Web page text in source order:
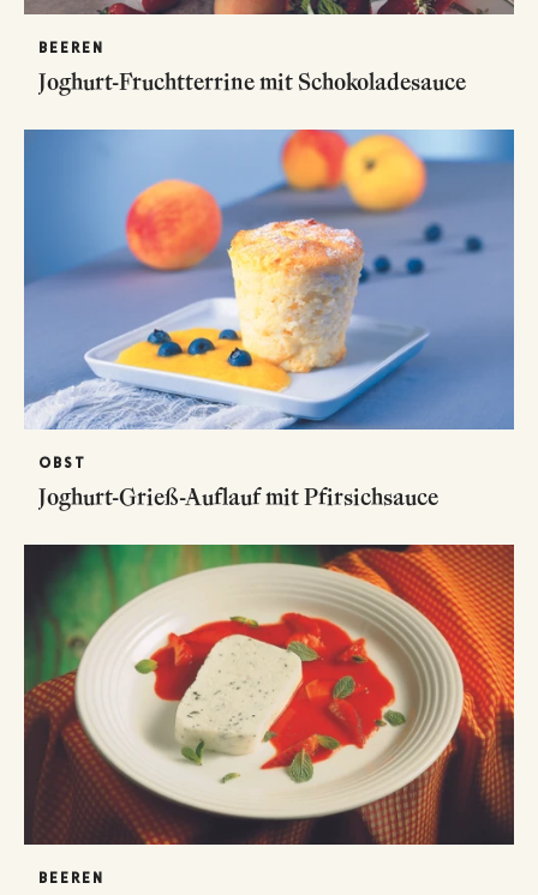
BEEREN
Joghurt-Fruchtterrine mit Schokoladesauce
OBST
Joghurt-Grieß-Auflauf mit Pfirsichsauce
BEEREN